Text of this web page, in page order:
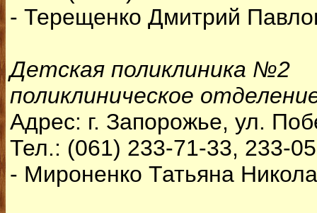
- Терещенко Дмитрий
Детская поликлиника №2
поликлиническое
Адрес: г. Запорожье, ул.
Тел.: (061) 233-71-33, 233-
- Мироненко Татьяна